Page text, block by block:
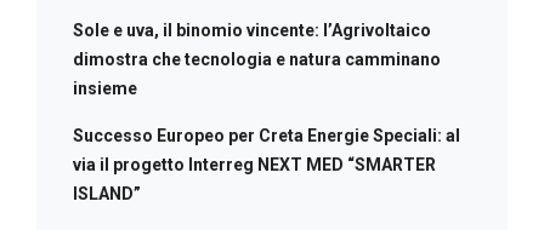
Sole e uva, il binomio vincente: l’Agrivoltaico
dimostra che tecnologia e natura camminano
insieme
Successo Europeo per Creta Energie Speciali: al
via il progetto Interreg NEXT MED “SMARTER
ISLAND”